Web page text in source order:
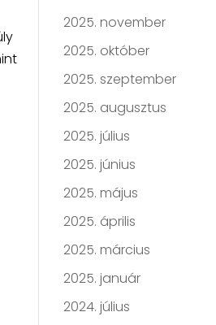
2025. november
2025. október
2025. szeptember
2025. augusztus
2025. július
2025. június
2025. május
2025. április
2025. március
2025. január
2024. július